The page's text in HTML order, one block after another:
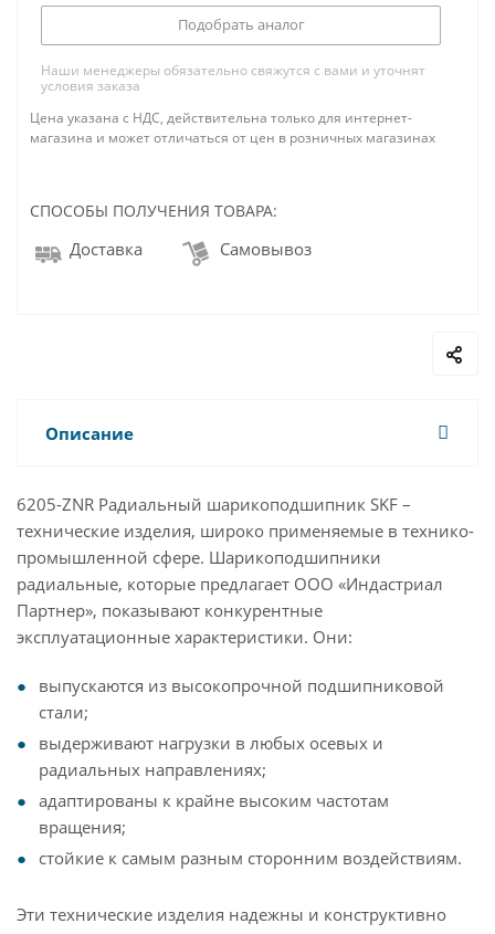
Подобрать аналог
Наши менеджеры обязательно свяжутся с вами и уточнят
условия заказа
Цена указана с НДС, действительна только для интернет-
магазина и может отличаться от цен в розничных магазинах
СПОСОБЫ ПОЛУЧЕНИЯ ТОВАРА:
Доставка Самовывоз
Описание
6205-ZNR Радиальный шарикоподшипник SKF –
технические изделия, широко применяемые в технико-
промышленной сфере. Шарикоподшипники
радиальные, которые предлагает ООО «Индастриал
Партнер», показывают конкурентные
эксплуатационные характеристики. Они:
выпускаются из высокопрочной подшипниковой
стали;
выдерживают нагрузки в любых осевых и
радиальных направлениях;
адаптированы к крайне высоким частотам
вращения;
стойкие к самым разным сторонним воздействиям.
Эти технические изделия надежны и конструктивно